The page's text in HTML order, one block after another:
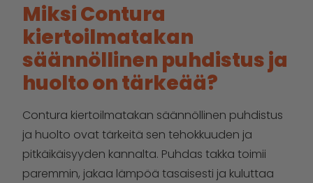
Miksi Contura
kiertoilmatakan
säännöllinen puhdistus ja
huolto on tärkeää?
Contura kiertoilmatakan säännöllinen puhdistus
ja huolto ovat tärkeitä sen tehokkuuden ja
pitkäikäisyyden kannalta. Puhdas takka toimii
paremmin, jakaa lämpöä tasaisesti ja kuluttaa